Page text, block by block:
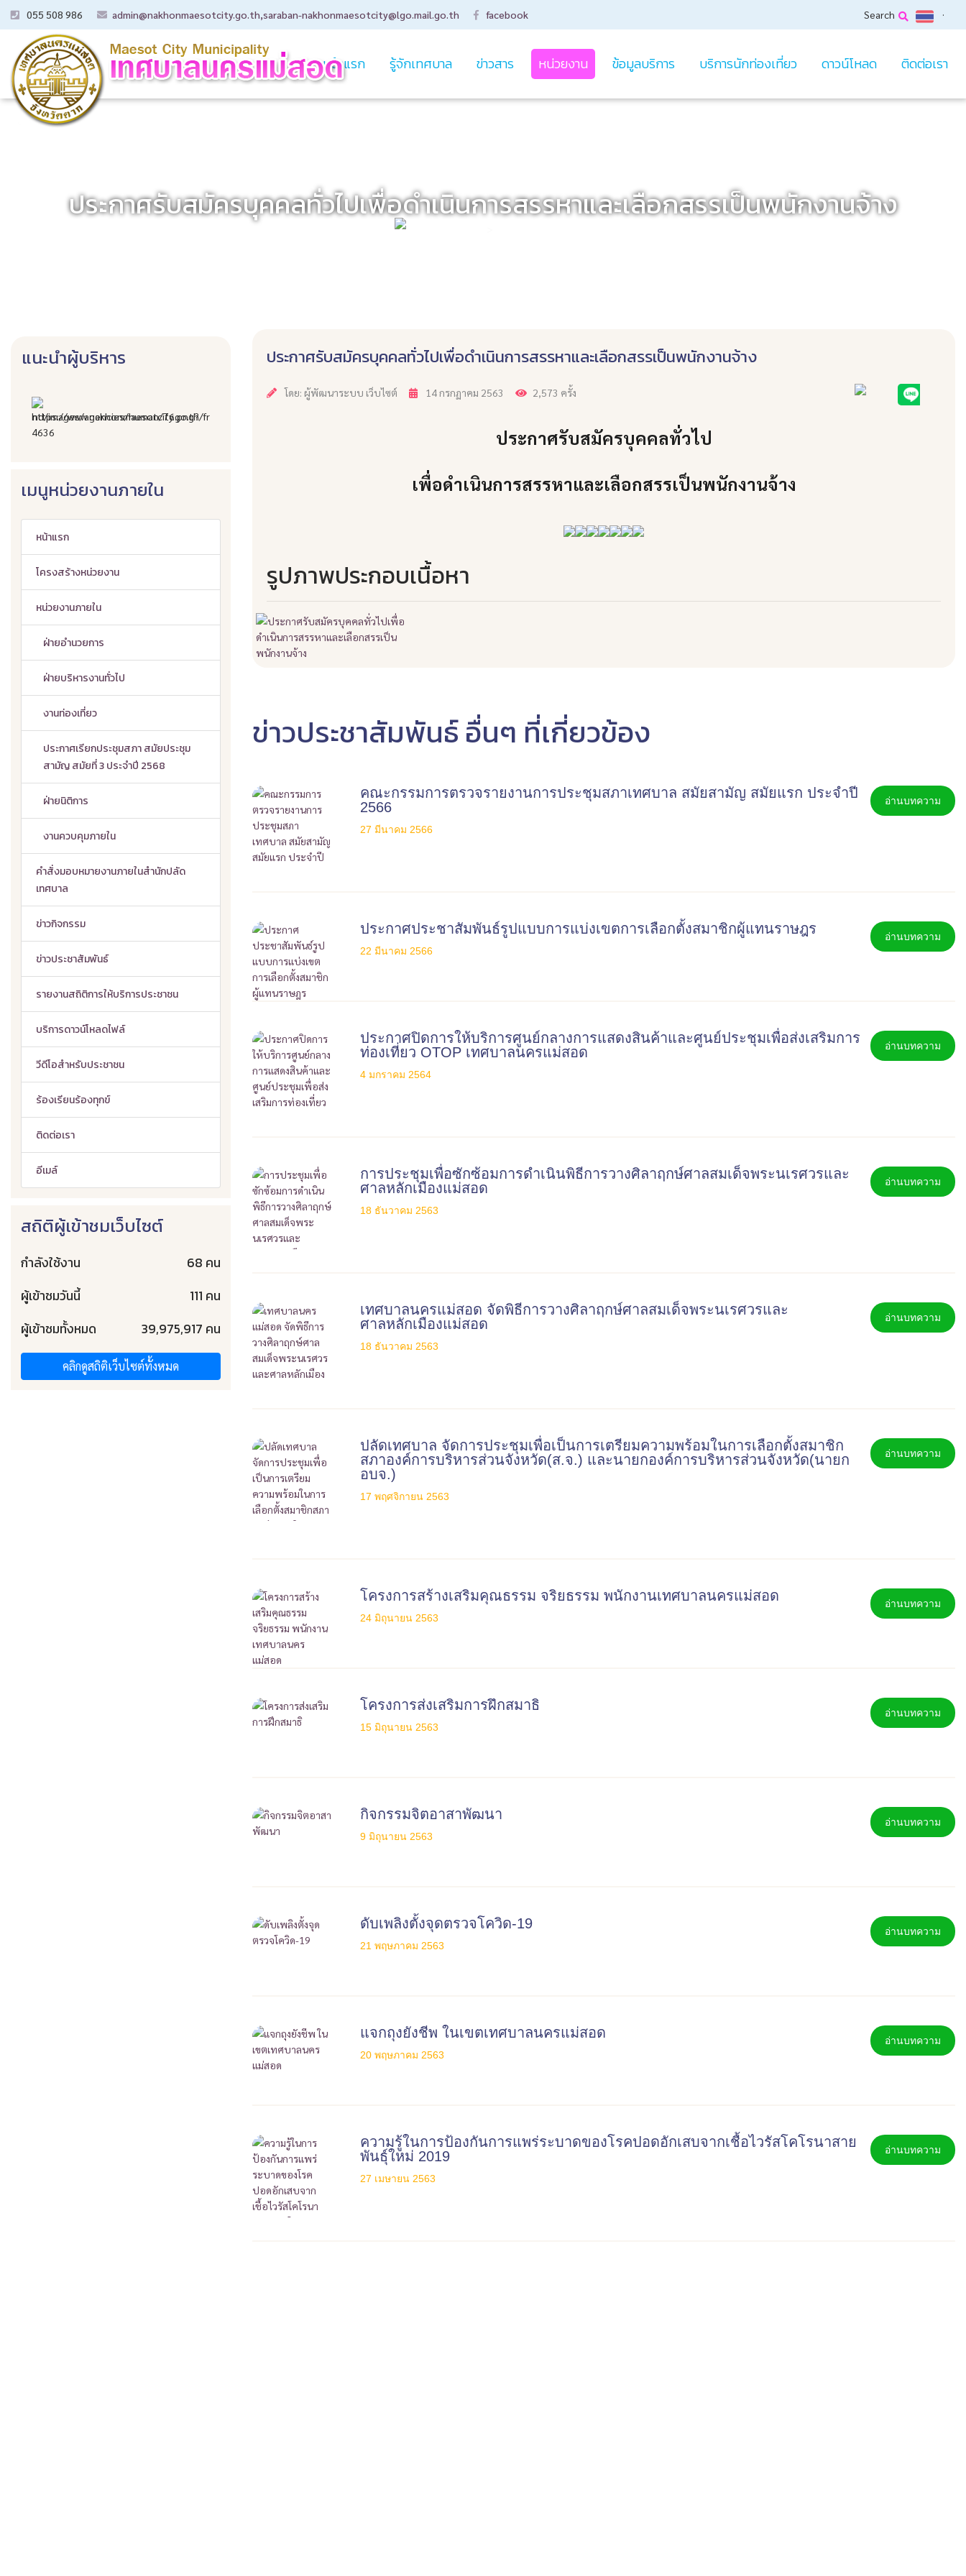
055 508 986 admin@nakhonmaesotcity.go.th,saraban-nakhonmaesotcity@lgo.mail.go.th facebook Search
หน้าแรก รู้จักเทศบาล ข่าวสาร หน่วยงาน ข้อมูลบริการ บริการนักท่องเที่ยว ดาวน์โหลด ติดต่อเรา
ประกาศรับสมัครบุคคลทั่วไปเพื่อดำเนินการสรรหาและเลือกสรรเป็นพนักงานจ้าง
ประกาศรับสมัครบุคคลทั่วไปเพื่อดำเนินการสรรหาและเลือกสรรเป็นพนักงานจ้าง
โดย: ผู้พัฒนาระบบ เว็บไซต์ 14 กรกฏาคม 2563 2,573 ครั้ง
ประกาศรับสมัครบุคคลทั่วไป
เพื่อดำเนินการสรรหาและเลือกสรรเป็นพนักงานจ้าง
รูปภาพประกอบเนื้อหา
ข่าวประชาสัมพันธ์ อื่นๆ ที่เกี่ยวข้อง
คณะกรรมการตรวจรายงานการประชุมสภาเทศบาล สมัยสามัญ สมัยแรก ประจำปี
2566
27 มีนาคม 2566
อ่านบทความ
ประกาศประชาสัมพันธ์รูปแบบการแบ่งเขตการเลือกตั้งสมาชิกผู้แทนราษฎร
22 มีนาคม 2566
อ่านบทความ
ประกาศปิดการให้บริการศูนย์กลางการแสดงสินค้าและศูนย์ประชุมเพื่อส่งเสริมการ
ท่องเที่ยว OTOP เทศบาลนครแม่สอด
4 มกราคม 2564
อ่านบทความ
การประชุมเพื่อซักซ้อมการดำเนินพิธีการวางศิลาฤกษ์ศาลสมเด็จพระนเรศวรและ
ศาลหลักเมืองแม่สอด
18 ธันวาคม 2563
อ่านบทความ
เทศบาลนครแม่สอด จัดพิธีการวางศิลาฤกษ์ศาลสมเด็จพระนเรศวรและ
ศาลหลักเมืองแม่สอด
18 ธันวาคม 2563
อ่านบทความ
ปลัดเทศบาล จัดการประชุมเพื่อเป็นการเตรียมความพร้อมในการเลือกตั้งสมาชิก
สภาองค์การบริหารส่วนจังหวัด(ส.จ.) และนายกองค์การบริหารส่วนจังหวัด(นายก
อบจ.)
17 พฤศจิกายน 2563
อ่านบทความ
โครงการสร้างเสริมคุณธรรม จริยธรรม พนักงานเทศบาลนครแม่สอด
24 มิถุนายน 2563
อ่านบทความ
โครงการส่งเสริมการฝึกสมาธิ
15 มิถุนายน 2563
อ่านบทความ
กิจกรรมจิตอาสาพัฒนา
9 มิถุนายน 2563
อ่านบทความ
ดับเพลิงตั้งจุดตรวจโควิด-19
21 พฤษภาคม 2563
อ่านบทความ
แจกถุงยังชีพ ในเขตเทศบาลนครแม่สอด
20 พฤษภาคม 2563
อ่านบทความ
ความรู้ในการป้องกันการแพร่ระบาดของโรคปอดอักเสบจากเชื้อไวรัสโคโรนาสาย
พันธุ์ใหม่ 2019
27 เมษายน 2563
อ่านบทความ
แนะนำผู้บริหาร
เมนูหน่วยงานภายใน
หน้าแรก
โครงสร้างหน่วยงาน
หน่วยงานภายใน
ฝ่ายอำนวยการ
ฝ่ายบริหารงานทั่วไป
งานท่องเที่ยว
ประกาศเรียกประชุมสภา สมัยประชุม
สามัญ สมัยที่ 3 ประจำปี 2568
ฝ่ายนิติการ
งานควบคุมภายใน
คำสั่งมอบหมายงานภายในสำนักปลัด
เทศบาล
ข่าวกิจกรรม
ข่าวประชาสัมพันธ์
รายงานสถิติการให้บริการประชาชน
บริการดาวน์โหลดไฟล์
วีดีโอสำหรับประชาชน
ร้องเรียนร้องทุกข์
ติดต่อเรา
อีเมล์
สถิติผู้เข้าชมเว็บไซต์
กำลังใช้งาน
68 คน
ผู้เข้าชมวันนี้
111 คน
ผู้เข้าชมทั้งหมด
39,975,917 คน
คลิกดูสถิติเว็บไซต์ทั้งหมด